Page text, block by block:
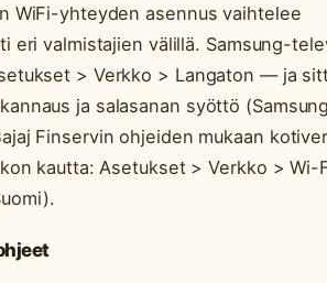
WiFi-yhteyden asennus vaihtelee
eri valmistajien välillä. Samsung-
> Verkko > Langaton — ja
ja salasanan syöttö
Finservin ohjeiden mukaan
kautta: Asetukset > Verkko > Wi-